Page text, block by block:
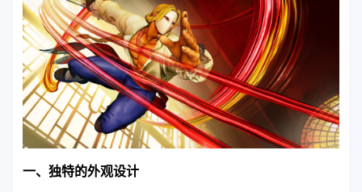
一、独特的外观设计